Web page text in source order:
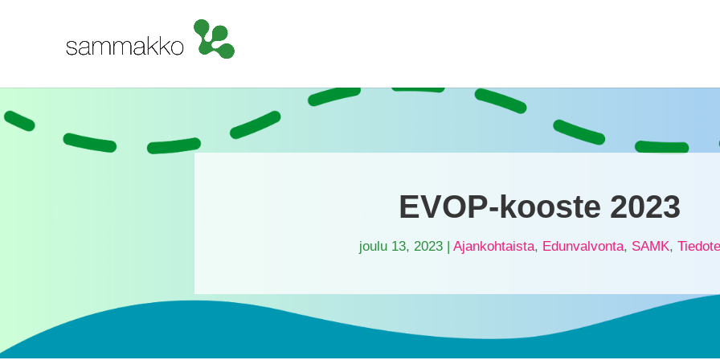
EVOP-kooste 2023
joulu 13, 2023| Ajankohtaista, Edunvalvonta, SAMK, Tiedote